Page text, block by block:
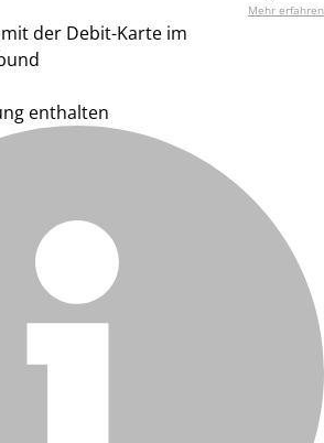
Mehr erfahren
der Debit-Karte im
enthalten